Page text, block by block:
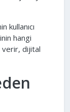
kullanıcı
hangi
verir, dijital